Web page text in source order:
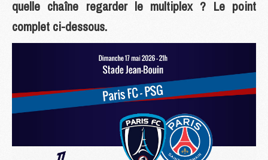
quelle chaîne regarder le multiplex ? Le point
complet ci-dessous.